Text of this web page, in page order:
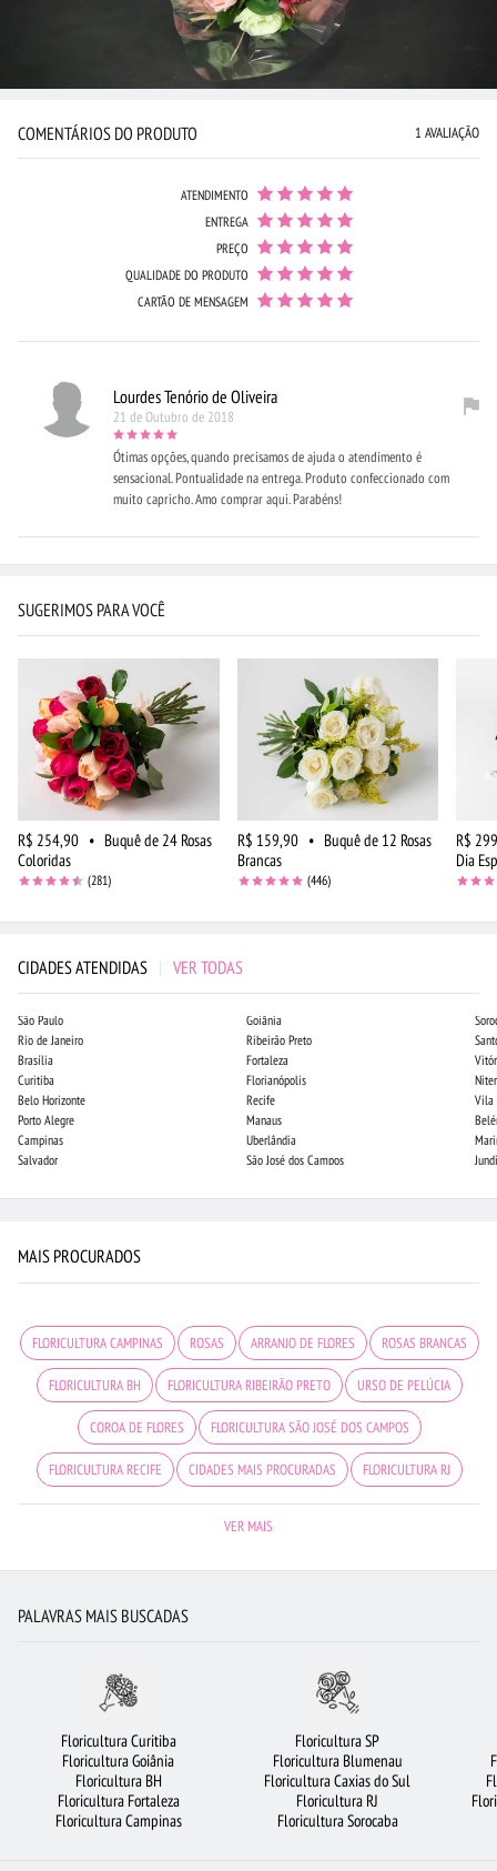
COMENTÁRIOS DO PRODUTO 1 AVALIAÇÃO
ATENDIMENTO
ENTREGA
PREÇO
QUALIDADE DO PRODUTO
CARTÃO DE MENSAGEM
Lourdes Tenório de Oliveira
21 de Outubro de 2018
Ótimas opções, quando precisamos de ajuda o atendimento é
sensacional. Pontualidade na entrega. Produto confeccionado com
muito capricho. Amo comprar aqui. Parabéns!
SUGERIMOS PARA VOCÊ
R$ 254,90 • Buquê de 24 Rosas
Coloridas
(281)
R$ 159,90 • Buquê de 12 Rosas
Brancas
(446)
R$
Dia
CIDADES ATENDIDAS | VER TODAS
São Paulo
Rio de Janeiro
Brasília
Curitiba
Belo Horizonte
Porto Alegre
Campinas
Salvador
Goiânia
Ribeirão Preto
Fortaleza
Florianópolis
Recife
Manaus
Uberlândia
São José dos Campos
Vila
MAIS PROCURADOS
FLORICULTURA CAMPINAS ROSAS ARRANJO DE FLORES ROSAS BRANCAS
FLORICULTURA BH FLORICULTURA RIBEIRÃO PRETO URSO DE PELÚCIA
COROA DE FLORES FLORICULTURA SÃO JOSÉ DOS CAMPOS
FLORICULTURA RECIFE CIDADES MAIS PROCURADAS FLORICULTURA RJ
VIOLETA FLORES VERMELHAS
FLORICULTURA JUNDIAÍ FLORICULTURA PORTO ALEGRE
FLORICULTURA CURITIBA BUQUÊ DE 20 ROSAS VERMELHAS
VER MAIS
PALAVRAS MAIS BUSCADAS
Floricultura Curitiba
Floricultura Goiânia
Floricultura BH
Floricultura Fortaleza
Floricultura Campinas
Floricultura SP
Floricultura Blumenau
Floricultura Caxias do Sul
Floricultura RJ
Floricultura Sorocaba